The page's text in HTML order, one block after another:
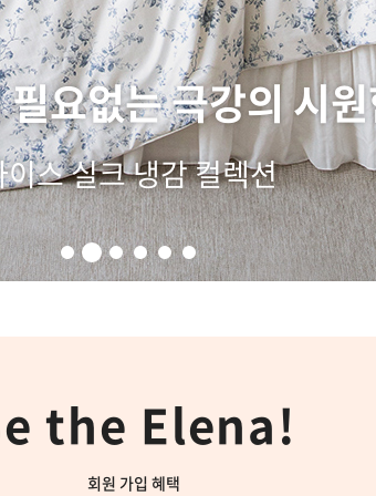
끼는 궁극의 부드
100% 여름용 차렵이불
the Elena!
회원 가입 혜택